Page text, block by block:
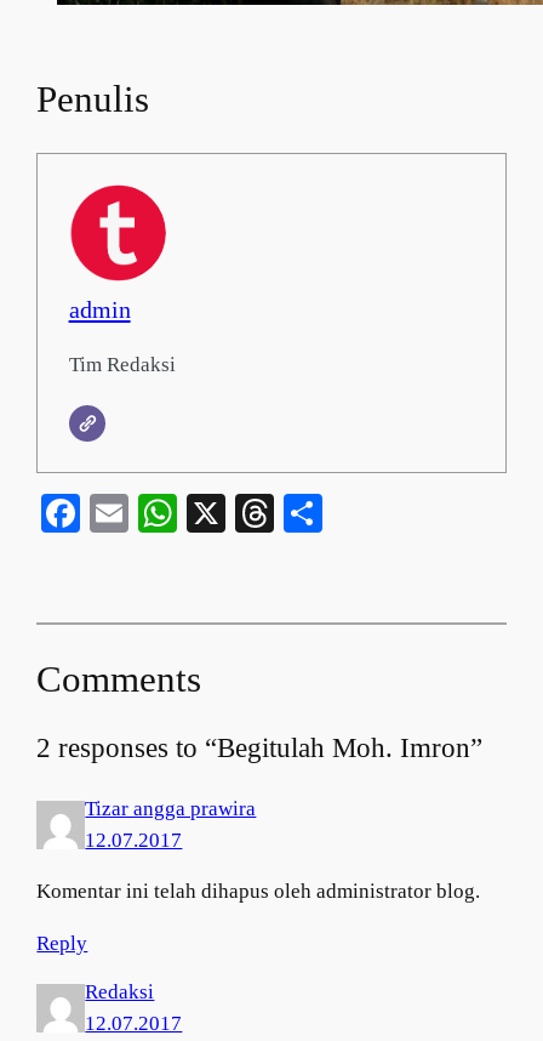
Penulis
admin
Tim Redaksi
Facebook
EmailWhatsApp
X Threads
Comments
2 responses to “Begitulah Moh. Imron”
Tizar angga prawira
12.07.2017
Komentar ini telah dihapus oleh administrator blog.
Reply
Redaksi
12.07.2017